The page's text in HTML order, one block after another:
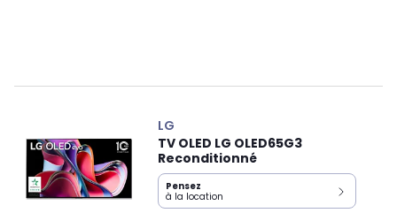
LG
TV OLED LG OLED65G3
Reconditionné
Pensez
à la location